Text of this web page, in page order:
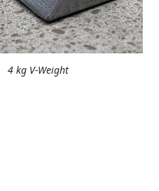
4 kg V-Weight